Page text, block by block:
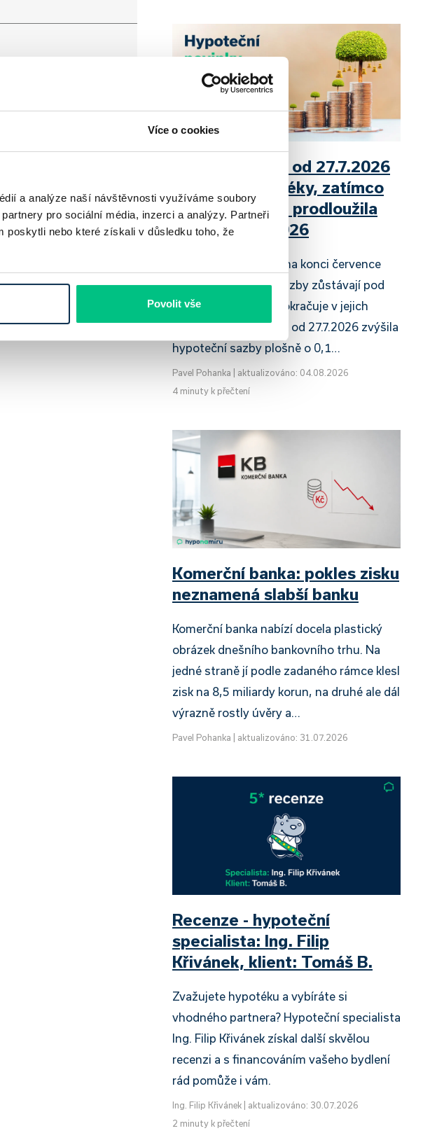
Více o cookies
a analýze naší návštěvnosti využíváme soubory
pro sociální média, inzerci a analýzy. Partneři
poskytli nebo které získali v důsledku toho, že
Povolit vše
UniCredit Bank od 27.7.2026
zdražuje hypotéky, zatímco
Raiffeisenbank prodloužila
slevu do 6.9.2026
Český hypoteční trh na konci července
2026 potvrzuje, že sazby zůstávají pod
tlakem a část bank pokračuje v jejich
růstu. UniCredit Bank od 27.7.2026 zvýšila
hypoteční sazby plošně o 0,1…
Pavel Pohanka
aktualizováno: 04.08.2026
4 minuty k přečtení
Komerční banka: pokles zisku
neznamená slabší banku
Komerční banka nabízí docela plastický
obrázek dnešního bankovního trhu. Na
jedné straně jí podle zadaného rámce klesl
zisk na 8,5 miliardy korun, na druhé ale dál
výrazně rostly úvěry a…
Pavel Pohanka aktualizováno: 31.07.2026
Recenze - hypoteční
specialista: Ing. Filip
Křivánek, klient: Tomáš B.
Zvažujete hypotéku a vybíráte si
vhodného partnera? Hypoteční specialista
Ing. Filip Křivánek získal další skvělou
recenzi a s financováním vašeho bydlení
rád pomůže i vám.
Ing. Filip Křivánek
aktualizováno: 30.07.2026
2 minuty k přečtení